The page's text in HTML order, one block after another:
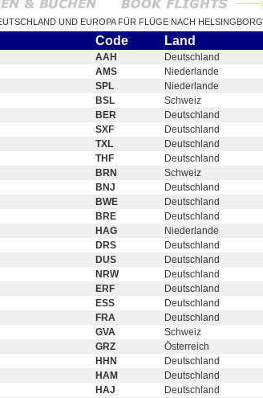
UND EUROPA FÜR FLÜGE NACH HELSINGBORG
Code Land
AAH
Deutschland
AMS
Niederlande
SPL
Niederlande
BSL
Schweiz
BER
Deutschland
SXF
Deutschland
TXL
Deutschland
THF
Deutschland
BRN
Schweiz
BNJ
Deutschland
BWE
Deutschland
BRE
Deutschland
HAG
Niederlande
DRS
Deutschland
DUS
Deutschland
NRW
Deutschland
ERF
Deutschland
ESS
Deutschland
FRA
Deutschland
GVA
Schweiz
GRZ
Österreich
HHN
Deutschland
HAM
Deutschland
HAJ
Deutschland